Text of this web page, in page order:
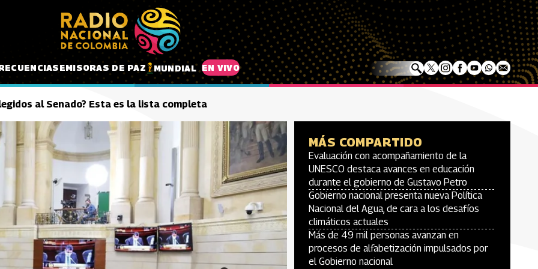
EMISORAS DE PAZ MUNDIAL EN VIVO
al Senado? Esta es la lista completa
MÁS COMPARTIDO
Evaluación con acompañamiento de la
UNESCO destaca avances en educación
durante el gobierno de Gustavo Petro
Gobierno nacional presenta nueva Política
Nacional del Agua, de cara a los desafíos
climáticos actuales
Más de 49 mil personas avanzan en
procesos de alfabetización impulsados por
el Gobierno nacional